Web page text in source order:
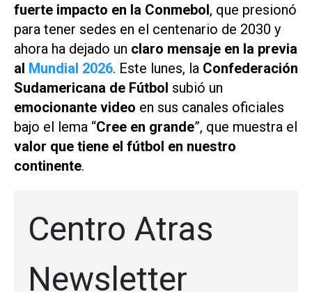
fuerte impacto en la Conmebol, que presionó
para tener sedes en el centenario de 2030 y
ahora ha dejado un claro mensaje en la previa
al Mundial 2026. Este lunes, la Confederación
Sudamericana de Fútbol subió un
emocionante video en sus canales oficiales
bajo el lema “Cree en grande”, que muestra el
valor que tiene el fútbol en nuestro
continente.